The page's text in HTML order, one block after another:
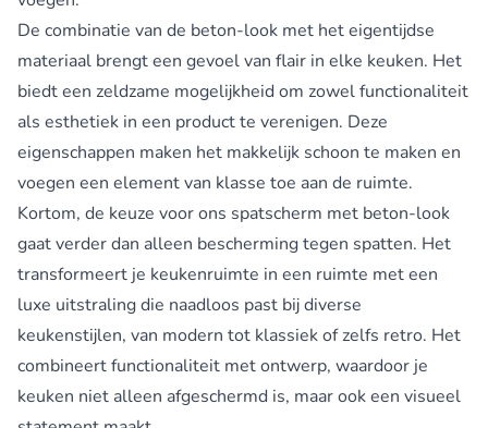
De combinatie van de beton-look met het eigentijdse
materiaal brengt een gevoel van flair in elke keuken. Het
biedt een zeldzame mogelijkheid om zowel functionaliteit
als esthetiek in een product te verenigen. Deze
eigenschappen maken het makkelijk schoon te maken en
voegen een element van klasse toe aan de ruimte.
Kortom, de keuze voor ons spatscherm met beton-look
gaat verder dan alleen bescherming tegen spatten. Het
transformeert je keukenruimte in een ruimte met een
luxe uitstraling die naadloos past bij diverse
keukenstijlen, van modern tot klassiek of zelfs retro. Het
combineert functionaliteit met ontwerp, waardoor je
keuken niet alleen afgeschermd is, maar ook een visueel